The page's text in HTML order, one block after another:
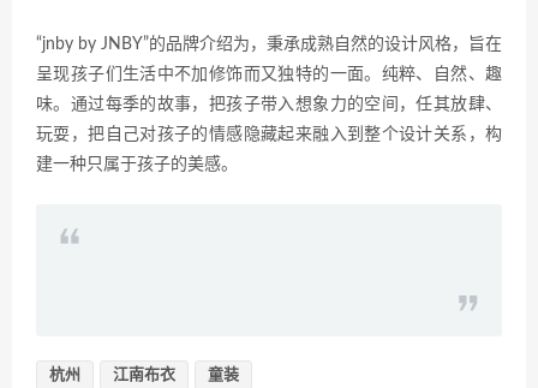
“jnby by JNBY”的品牌介绍为，秉承成熟自然的设计风格，旨在
呈现孩子们生活中不加修饰而又独特的一面。纯粹、自然、趣
味。通过每季的故事，把孩子带入想象力的空间，任其放肆、
玩耍，把自己对孩子的情感隐藏起来融入到整个设计关系，构
建一种只属于孩子的美感。
杭州 江南布衣 童装